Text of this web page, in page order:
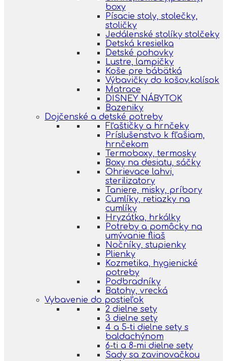
boxy
Písacie stoly, stolečky,
stoličky
Jedálenské stolíky stolčeky
Detská kresielka
Detské pohovky
Lustre, lampičky
Koše pre bábätká
Výbavičky do košov,kolísok
Matrace
DISNEY NÁBYTOK
Bazeniky
Dojčenské a detské potreby
Fľaštičky a hrnčeky
Príslušenstvo k fľašiam,
hrnčekom
Termoboxy, termosky
Boxy na desiatu, sáčky
Ohrievace lahvi,
sterilizatory
Taniere, misky, príbory
Cumlíky, retiazky na
cumlíky
Hryzátka, hrkálky
Potreby a pomôcky na
umývanie fliaš
Nočníky, stupienky
Plienky
Kozmetika, hygienické
potreby
Podbradníky
Batohy, vrecká
Vybavenie do postieľok
2 dielne sety
3 dielne sety
4 a 5-ti dielne sety s
baldachýnom
6-ti a 8-mi dielne sety
Sady sa zavinovačkou